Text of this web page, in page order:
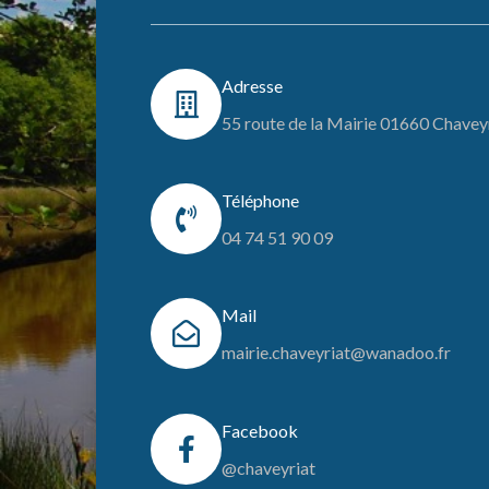
Adresse
55 route de la Mairie 01660
Téléphone
04 74 51 90 09
Mail
mairie.chaveyriat@wanadoo.fr
Facebook
@chaveyriat